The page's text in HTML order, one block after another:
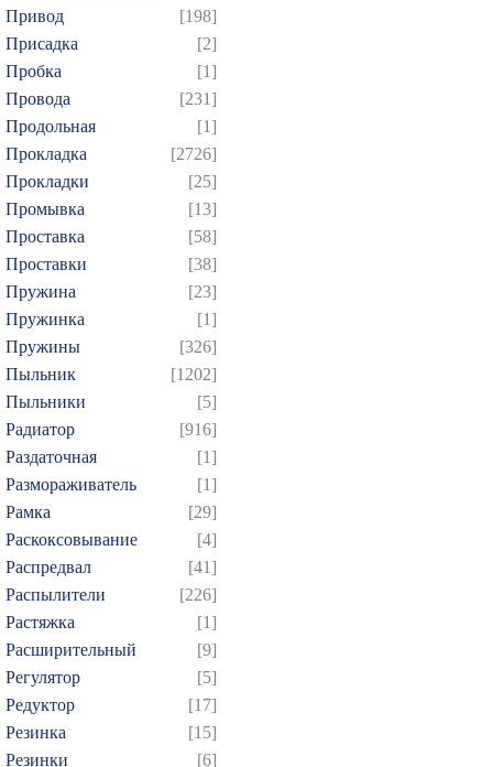
Привод
[198]
Присадка
[2]
Пробка
[1]
Провода
[231]
Продольная
[1]
Прокладка
[2726]
Прокладки
[25]
Промывка
[13]
Проставка
[58]
Проставки
[38]
Пружина
[23]
Пружинка
[1]
Пружины
[326]
Пыльник
[1202]
Пыльники
[5]
Радиатор
[916]
Раздаточная
[1]
Размораживатель
[1]
Рамка
[29]
Раскоксовывание
[4]
Распредвал
[41]
Распылители
[226]
Растяжка
[1]
Расширительный
[9]
Регулятор
[5]
Редуктор
[17]
Резинка
[15]
Резинки
[6]